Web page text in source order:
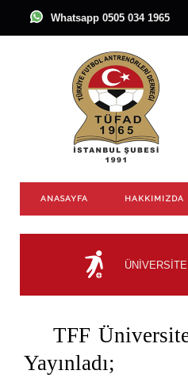
Whatsapp 0505 034 1965
ANASAYFA HAKKIMIZDA
TFF
Yayınladı;